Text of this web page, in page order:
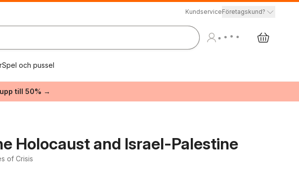
KundserviceFöretagskund?
Spel och pussel
till 50% →
Holocaust and Israel-Palestine
of Crisis